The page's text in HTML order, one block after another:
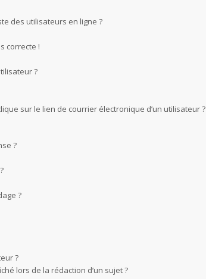
des utilisateurs en ligne ?
correcte !
?
sur le lien de courrier électronique d’un utilisateur ?
?
?
?
lors de la rédaction d’un sujet ?